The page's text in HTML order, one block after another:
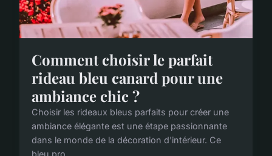
Comment choisir le parfait
rideau bleu canard pour une
ambiance chic ?
Choisir les rideaux bleus parfaits pour créer une
ambiance élégante est une étape passionnante
dans le monde de la décoration d'intérieur. Ce